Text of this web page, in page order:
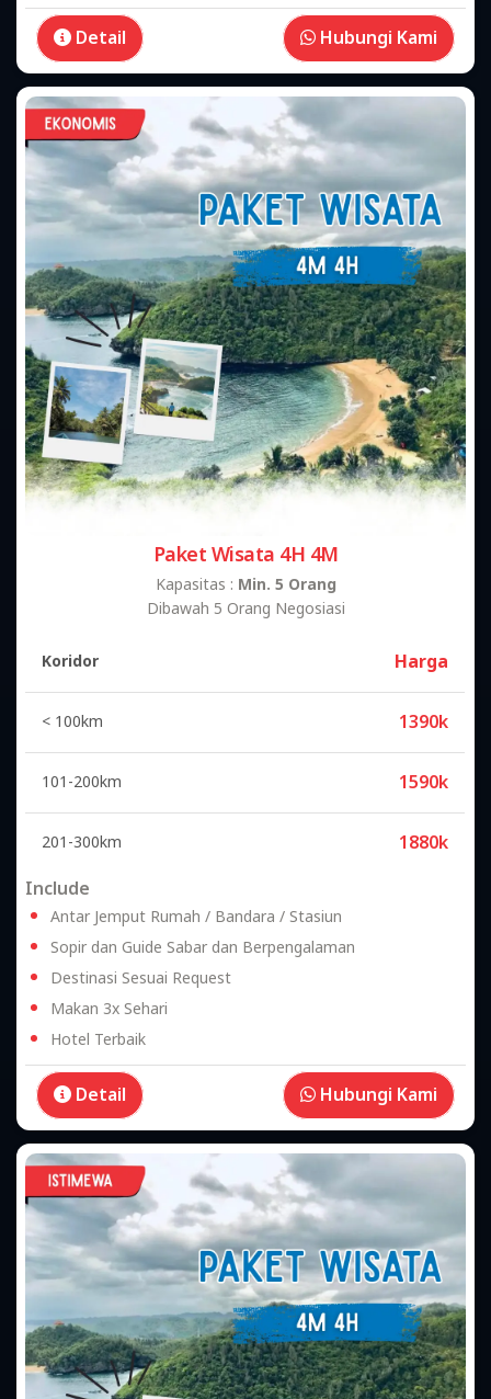
Detail Hubungi Kami
Paket Wisata 4H 4M
Kapasitas : Min. 5 Orang
Dibawah 5 Orang Negosiasi
Koridor
Harga
< 100km 1390k
101-200km 1590k
201-300km
1880k
Include
Antar Jemput Rumah / Bandara / Stasiun
Sopir dan Guide Sabar dan Berpengalaman
Destinasi Sesuai Request
Makan 3x Sehari
Hotel Terbaik
Detail Hubungi Kami